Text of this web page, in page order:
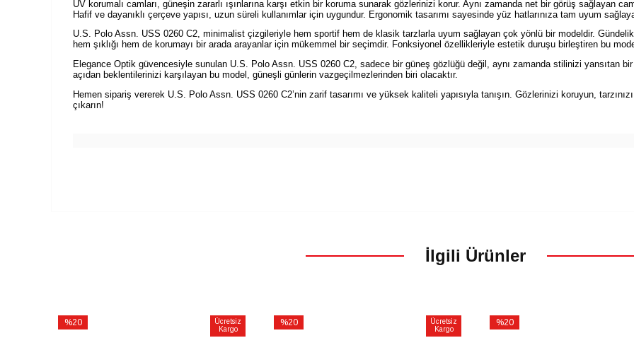
UV korumalı camları, güneşin zararlı ışınlarına karşı etkin bir koruma sunarak gözlerinizi korur. Aynı zamanda net bir görüş sağlayan
Hafif ve dayanıklı çerçeve yapısı, uzun süreli kullanımlar için uygundur. Ergonomik tasarımı sayesinde yüz hatlarınıza tam uyum
U.S. Polo Assn. USS 0260 C2, minimalist çizgileriyle hem sportif hem de klasik tarzlarla uyum sağlayan çok yönlü bir modeldir.
hem şıklığı hem de korumayı bir arada arayanlar için mükemmel bir seçimdir. Fonksiyonel özellikleriyle estetik duruşu birleştiren bu
Elegance Optik güvencesiyle sunulan U.S. Polo Assn. USS 0260 C2, sadece bir güneş gözlüğü değil, aynı zamanda stilinizi yansıtan
açıdan beklentilerinizi karşılayan bu model, güneşli günlerin vazgeçilmezlerinden biri olacaktır.
Hemen sipariş vererek U.S. Polo Assn. USS 0260 C2’nin zarif tasarımı ve yüksek kaliteli yapısıyla tanışın. Gözlerinizi koruyun,
çıkarın!
İlgili Ürünler
%20
Ücretsiz
Kargo
%20
Ücretsiz
Kargo
%20